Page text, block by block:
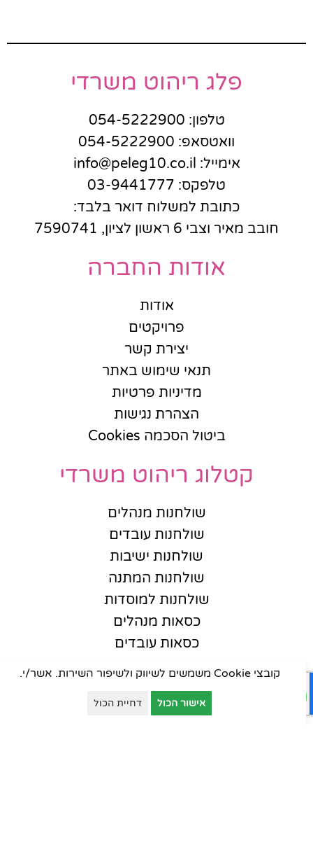
פלג ריהוט משרדי
טלפון: 054-5222900
וואטסאפ: 054-5222900
אימייל: info@peleg10.co.il
טלפקס: 03-9441777
כתובת למשלוח דואר בלבד:
חובב מאיר וצבי 6 ראשון לציון, 7590741
אודות החברה
אודות
פרויקטים
יצירת קשר
תנאי שימוש באתר
מדיניות פרטיות
הצהרת נגישות
ביטול הסכמה Cookies
קטלוג ריהוט משרדי
שולחנות מנהלים
שולחנות עובדים
שולחנות ישיבות
שולחנות המתנה
שולחנות למוסדות
כסאות מנהלים
כסאות עובדים
כסאות אורחים
כסאות קפיטריה
קובצי Cookie משמשים לשיווק ולשיפור השירות. אשר/י.
אישור הכול דחיית הכול